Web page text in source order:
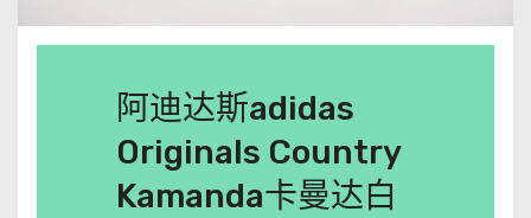
阿迪达斯adidas
Originals Country
Kamanda卡曼达白